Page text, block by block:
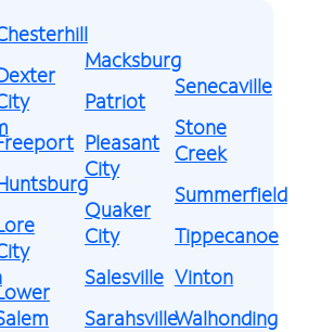
Macksburg
Patriot
Pleasant
City
Quaker
City
Salesville
Sarahsville
Senecaville
Stone
Creek
Summerfield
Tippecanoe
Vinton
Walhonding